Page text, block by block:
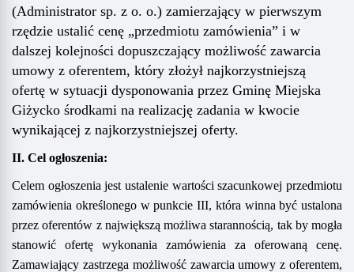
(Administrator sp. z o. o.) zamierzający w pierwszym
rzędzie ustalić cenę „przedmiotu zamówienia” i w
dalszej kolejności dopuszczający możliwość zawarcia
umowy z oferentem, który złożył najkorzystniejszą
ofertę w sytuacji dysponowania przez Gminę Miejska
Giżycko środkami na realizację zadania w kwocie
wynikającej z najkorzystniejszej oferty.
II. Cel ogłoszenia:
Celem ogłoszenia jest ustalenie wartości szacunkowej przedmiotu
zamówienia określonego w punkcie III, która winna być ustalona
przez oferentów z największą możliwa starannością, tak by mogła
stanowić ofertę wykonania zamówienia za oferowaną cenę.
Zamawiający zastrzega możliwość zawarcia umowy z oferentem,